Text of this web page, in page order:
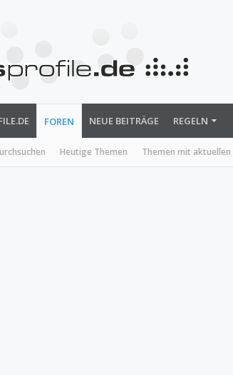
FOREN
Heutige Themen Themen mit
NEUE BEITRÄGE REGELN